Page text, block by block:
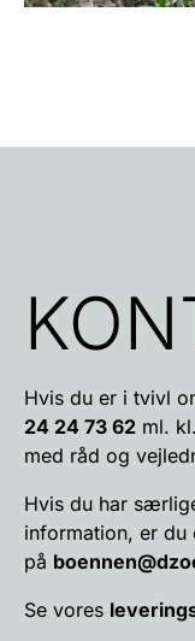
Hvis du er i tvivl
24 24 73 62 ml.
med råd og
Hvis du har
information, er du
på
Se vores